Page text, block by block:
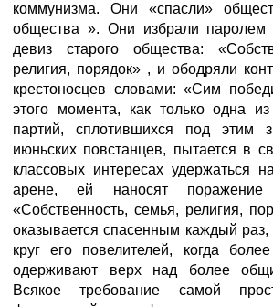
коммунизма. Они «спасли»
общества ». Они избрали паролем
девиз старого общества:
религия, порядок» , и ободряли
крестоносцев словами: «Сим
этого момента, как только одна
партий, сплотившихся под этим
июньских повстанцев, пытается в
классовых интересах удержаться
арене, ей наносят поражение
«Собственность, семья, религия,
оказывается спасенным каждый раз,
круг его повелителей, когда
одерживают верх над более
Всякое требование самой